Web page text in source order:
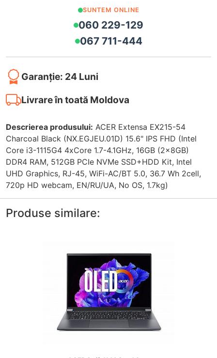
SUNTEM ONLINE
060 229-129
067 711-444
Garanție: 24 Luni
Livrare în toată Moldova
Descrierea produsului: ACER Extensa EX215-54
Charcoal Black (NX.EGJEU.01D) 15.6" IPS FHD (Intel
Core i3-1115G4 4xCore 1.7-4.1GHz, 16GB (2x8GB)
DDR4 RAM, 512GB PCIe NVMe SSD+HDD Kit, Intel
UHD Graphics, RJ-45, WiFi-AC/BT 5.0, 36.7 Wh 2cell,
720p HD webcam, EN/RU/UA, No OS, 1.7kg)
Produse similare: